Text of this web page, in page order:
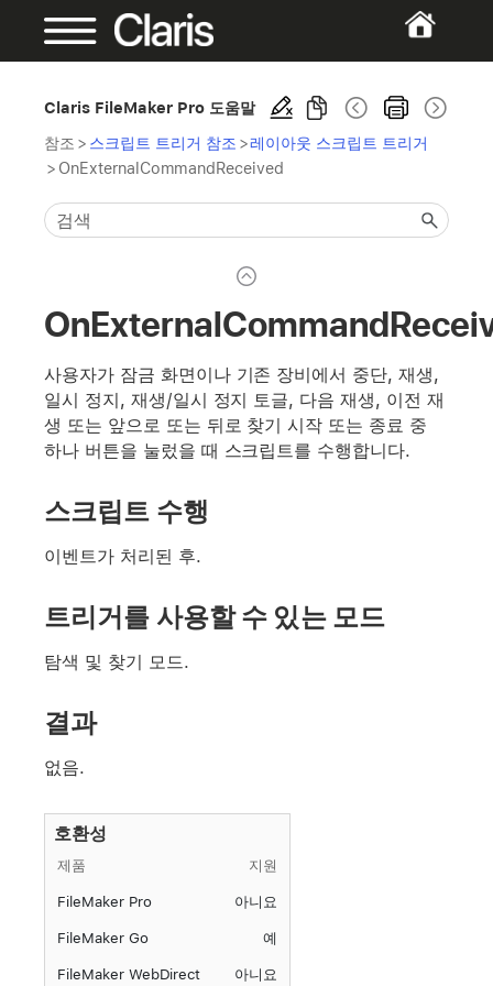
Claris FileMaker Pro 도움말
참조 > 스크립트 트리거 참조 >레이아웃 스크립트 트리거
> OnExternalCommandReceived
사용자가 잠금 화면이나 기존 장비에서 중단, 재생,
일시 정지, 재생/일시 정지 토글, 다음 재생, 이전 재
생 또는 앞으로 또는 뒤로 찾기 시작 또는 종료 중
하나 버튼을 눌렀을 때 스크립트를 수행합니다.
스크립트 수행
이벤트가 처리된 후.
트리거를 사용할 수 있는 모드
탐색 및 찾기 모드.
결과
없음.
호환성
제품 지원
FileMaker Pro 아니요
FileMaker Go 예
FileMaker WebDirect 아니요